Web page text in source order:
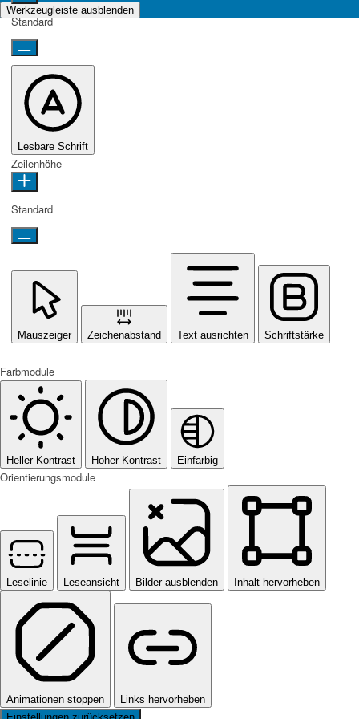
Werkzeugleiste ausblenden
Standard
Lesbare Schrift
Zeilenhöhe
Standard
Mauszeiger Zeichenabstand Text ausrichten Schriftstärke
Farbmodule
Heller Kontrast Hoher Kontrast Einfarbig
Orientierungsmodule
Leselinie Leseansicht Bilder ausblenden Inhalt hervorheben
Animationen stoppen
Links hervorheben